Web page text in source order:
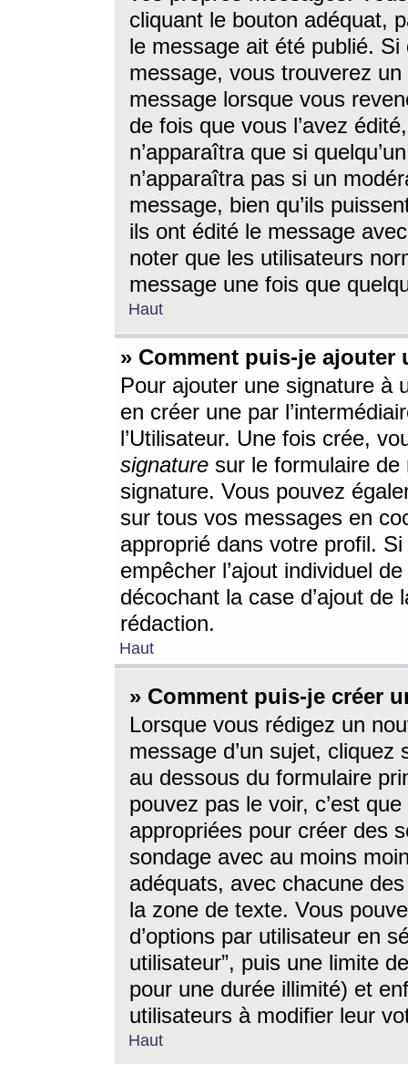
cliquant le bouton adéquat,
le message ait été publié. Si
message, vous trouverez
message lorsque vous
de fois que vous l’avez
n’apparaîtra que si
n’apparaîtra pas si un
message, bien qu’ils
ils ont édité le message
noter que les utilisateurs
message une fois que
Haut
» Comment puis-je ajouter
Pour ajouter une signature à
en créer une par
l’Utilisateur. Une fois crée,
signature sur le formulaire de
signature. Vous pouvez
sur tous vos messages en
approprié dans votre profil.
empêcher l’ajout individuel
décochant la case d’ajout
rédaction.
Haut
» Comment puis-je créer
Lorsque vous rédigez un
message d’un sujet, cliquez
au dessous du formulaire
pouvez pas le voir, c’est
appropriées pour créer des
sondage avec au moins
adéquats, avec chacune
la zone de texte. Vous
d’options par utilisateur en
utilisateur”, puis une limite
pour une durée illimité) et
utilisateurs à modifier leur
Haut